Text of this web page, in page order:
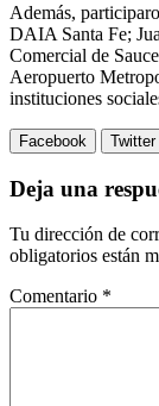
Además,
DAIA Santa Fe;
Comercial de
Aeropuerto
instituciones
Facebook Twitter
Deja una
Tu dirección de
obligatorios están
Comentario *